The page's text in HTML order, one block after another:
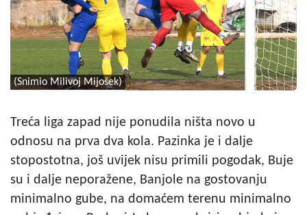
(Snimio Milivoj Mijošek)
Treća liga zapad nije ponudila ništa novo u
odnosu na prva dva kola. Pazinka je i dalje
stopostotna, još uvijek nisu primili pogodak, Buje
su i dalje neporažene, Banjole na gostovanju
minimalno gube, na domaćem terenu minimalno